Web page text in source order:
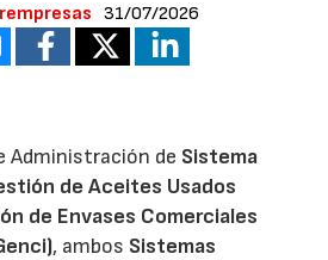
31/07/2026
Administración de Sistema
de Aceites Usados
de Envases Comerciales
, ambos Sistemas